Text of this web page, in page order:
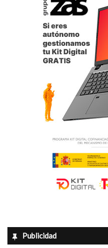
Publicidad